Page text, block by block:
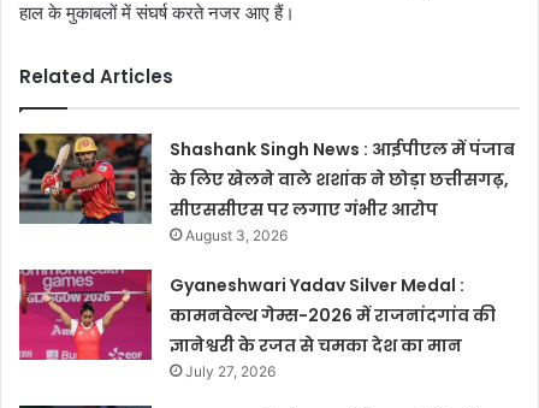
हाल के मुकाबलों में संघर्ष करते नजर आए हैं।
Related Articles
Shashank Singh News : आईपीएल में पंजाब
के लिए खेलने वाले शशांक ने छोड़ा छत्तीसगढ़,
सीएससीएस पर लगाए गंभीर आरोप
August 3, 2026
Gyaneshwari Yadav Silver Medal :
कामनवेल्थ गेम्स-2026 में राजनांदगांव की
ज्ञानेश्वरी के रजत से चमका देश का मान
July 27, 2026